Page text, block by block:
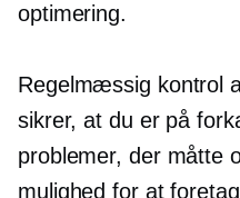
optimering.
Regelmæssig kontrol
sikrer, at du er på
problemer, der måtte
mulighed for at